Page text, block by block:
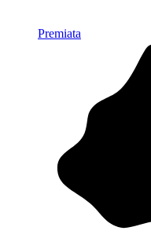
Premiata